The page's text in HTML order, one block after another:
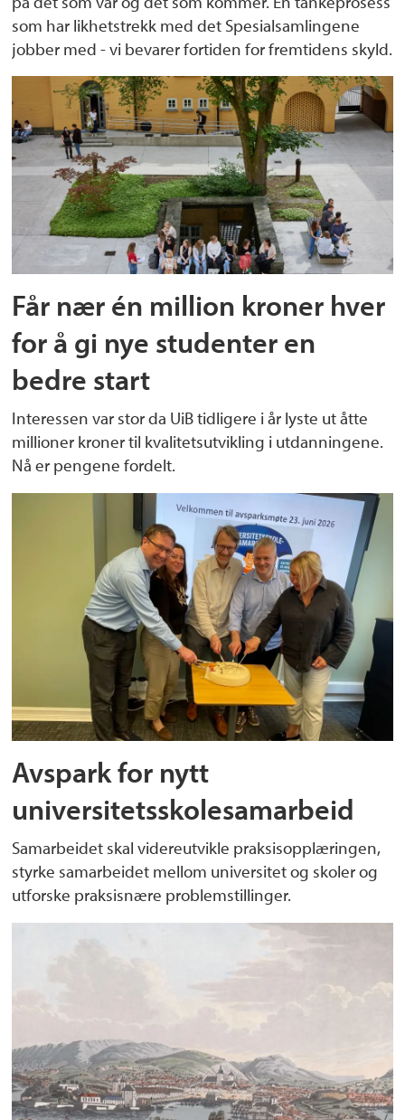
som har likhetstrekk med det Spesialsamlingene
jobber med - vi bevarer fortiden for fremtidens skyld.
Får nær én million kroner hver
for å gi nye studenter en
bedre start
Interessen var stor da UiB tidligere i år lyste ut åtte
millioner kroner til kvalitetsutvikling i utdanningene.
Nå er pengene fordelt.
Avspark for nytt
universitetsskolesamarbeid
Samarbeidet skal videreutvikle praksisopplæringen,
styrke samarbeidet mellom universitet og skoler og
utforske praksisnære problemstillinger.